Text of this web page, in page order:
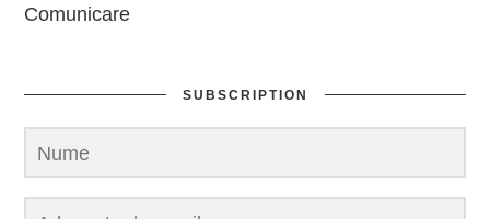
Comunicare
SUBSCRIPTION